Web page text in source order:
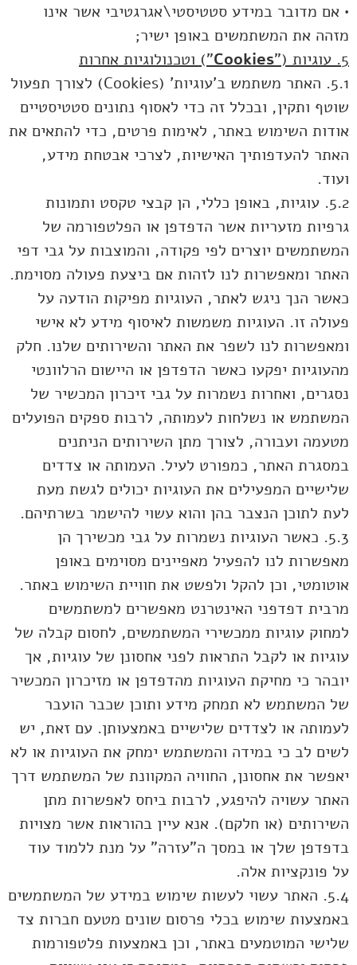
• אם מדובר במידע סטטיסטי\אגרגטיבי אשר אינו
מזהה את המשתמשים באופן ישיר;
5. עוגיות ("
Cookies") וטכנולוגיות אחרות
5.1. האתר משתמש ב'עוגיות' (Cookies) לצורך תפעול
שוטף ותקין, ובכלל זה כדי לאסוף נתונים סטטיסטיים
אודות השימוש באתר, לאימות פרטים, כדי להתאים את
האתר להעדפותיך האישיות, לצרכי אבטחת מידע,
ועוד.
5.2. עוגיות, באופן כללי, הן קבצי טקסט ותמונות
גרפיות מזעריות אשר הדפדפן או הפלטפורמה של
המשתמשים יוצרים לפי פקודה, והמוצבות על גבי דפי
האתר ומאפשרות לנו לזהות אם ביצעת פעולה מסוימת.
כאשר הנך ניגש לאתר, העוגיות מפיקות הודעה על
פעולה זו. העוגיות משמשות לאיסוף מידע לא אישי
ומאפשרות לנו לשפר את האתר והשירותים שלנו. חלק
מהעוגיות יפקעו כאשר הדפדפן או היישום הרלוונטי
נסגרים, ואחרות נשמרות על גבי זיכרון המכשיר של
המשתמש או נשלחות לעמותה, לרבות ספקים הפועלים
מטעמה ועבורה, לצורך מתן השירותים הניתנים
במסגרת האתר, כמפורט לעיל. העמותה או צדדים
שלישיים המפעילים את העוגיות יכולים לגשת מעת
לעת לתוכן הנצבר בהן והוא עשוי להישמר בשרתיהם.
5.3. כאשר העוגיות נשמרות על גבי מכשירך הן
מאפשרות לנו להפעיל מאפיינים מסוימים באופן
אוטומטי, וכן להקל ולפשט את חוויית השימוש באתר.
מרבית דפדפני האינטרנט מאפשרים למשתמשים
למחוק עוגיות ממכשירי המשתמשים, לחסום קבלה של
עוגיות או לקבל התראות לפני אחסונן של עוגיות, אך
יובהר כי מחיקת העוגיות מהדפדפן או מזיכרון המכשיר
של המשתמש לא תמחק מידע ותוכן שכבר הועבר
לעמותה או לצדדים שלישיים באמצעותן. עם זאת, יש
לשים לב כי במידה והמשתמש ימחק את העוגיות או לא
יאפשר את אחסונן, החוויה המקוונת של המשתמש דרך
האתר עשויה להיפגע, לרבות ביחס לאפשרות מתן
השירותים (או חלקם). אנא עיין בהוראות אשר מצויות
בדפדפן שלך או במסך ה"עזרה" על מנת ללמוד עוד
על פונקציות אלה.
5.4. האתר עשוי לעשות שימוש במידע של המשתמשים
באמצעות שימוש בכלי פרסום שונים מטעם חברות צד
שלישי המוטמעים באתר, וכן באמצעות פלטפורמות